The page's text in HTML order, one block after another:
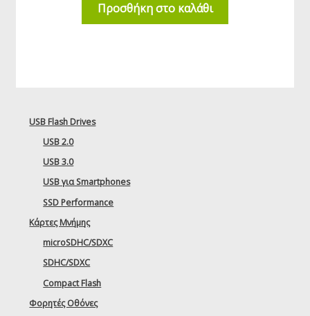
Προσθήκη στο καλάθι
USB Flash Drives
USB 2.0
USB 3.0
USB για Smartphones
SSD Performance
Κάρτες Μνήμης
microSDHC/SDXC
SDHC/SDXC
Compact Flash
Φορητές Οθόνες